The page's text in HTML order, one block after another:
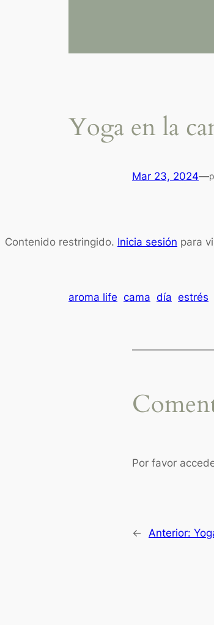
Yoga en la
Mar 23, 2024—
Contenido restringido. Inicia sesión para
aroma life cama día estrés
Por favor
← Anterior: